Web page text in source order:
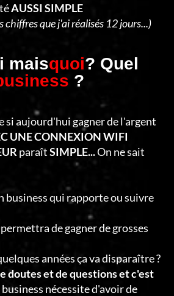
AUSSI SIMPLE
chiffres que j'ai réalisés 12 jours...)
maisquoi? Quel
?
si aujourd'hui gagner de l'argent
UNE CONNEXION WIFI
paraîtSIMPLE...On ne sait
business qui rapporte ou suivre
de gagner de grosses
années ça va disparaître ?
doutes et de questions et c'est
business nécessite d'avoir de